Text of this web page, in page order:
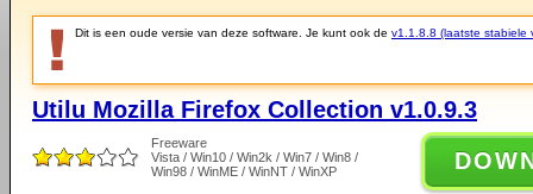
Dit is een oude versie van deze software. Je kunt ook de v1.1.8.8 (laatste stabiele
Utilu Mozilla Firefox Collection v1.0.9.3
Freeware
Vista / Win10 / Win2k / Win7 / Win8 /
Win98 / WinME / WinNT / WinXP